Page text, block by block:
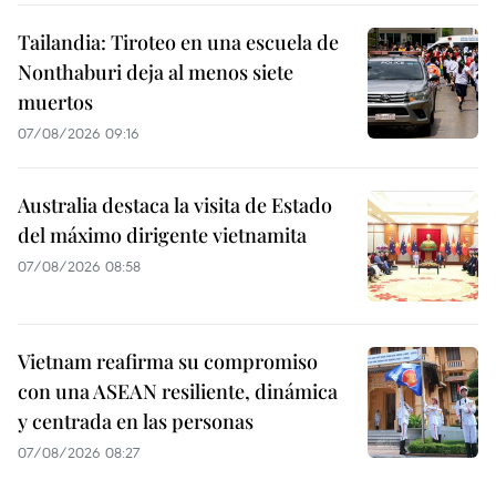
Tailandia: Tiroteo en una escuela de
Nonthaburi deja al menos siete
muertos
07/08/2026 09:16
Australia destaca la visita de Estado
del máximo dirigente vietnamita
07/08/2026 08:58
Vietnam reafirma su compromiso
con una ASEAN resiliente, dinámica
y centrada en las personas
07/08/2026 08:27